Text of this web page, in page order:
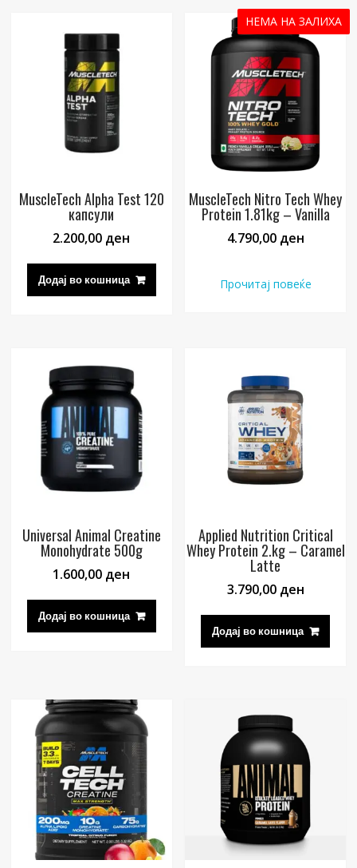
MuscleTech Alpha Test 120
капсули
2.200,00 ден
Додај во кошница
НЕМА НА ЗАЛИХА
MuscleTech Nitro Tech Whey
Protein 1.81kg – Vanilla
4.790,00 ден
Прочитај повеќе
Universal Animal Creatine
Monohydrate 500g
1.600,00 ден
Додај во кошница
Applied Nutrition Critical
Whey Protein 2.kg – Caramel
Latte
3.790,00 ден
Додај во кошница